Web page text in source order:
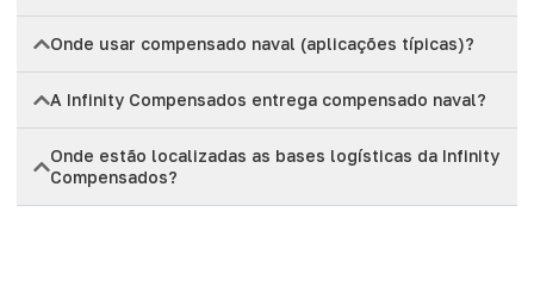
Onde usar compensado naval (aplicações típicas)?
A Infinity Compensados entrega compensado naval?
Onde estão localizadas as bases logísticas da Infinity
Compensados?